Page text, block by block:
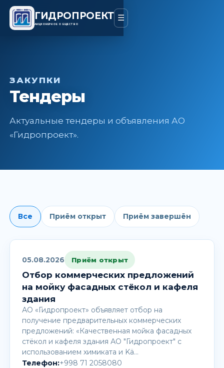
ГИДРОПРОЕКТ
АКЦИОНЕРНОЕ ОБЩЕСТВО
☰
ЗАКУПКИ
Тендеры
Актуальные тендеры и объявления АО
«Гидропроект».
Все Приём открыт Приём завершён
05.08.2026 Приём открыт
Отбор коммерческих предложений
на мойку фасадных стёкол и кафеля
здания
АО «Гидропроект» объявляет отбор на
получение предварительных коммерческих
предложений: «Качественная мойка фасадных
стёкол и кафеля здания АО "Гидропроект" с
использованием химиката и Kä…
Телефон:+998 71 2058080